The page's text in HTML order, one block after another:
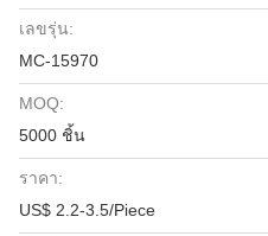
เลขรุ่น:
MC-15970
MOQ:
5000 ชิ้น
ราคา:
US$ 2.2-3.5/Piece